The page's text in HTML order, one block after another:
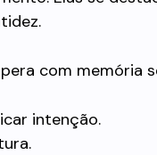
com memória
intenção.